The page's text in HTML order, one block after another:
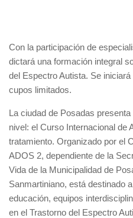
Con la participación de
dictará una formación integral
del Espectro Autista. Se
cupos limitados.
La ciudad de Posadas
nivel: el Curso Internacional de
tratamiento. Organizado por el
ADOS 2, dependiente de la
Vida de la Municipalidad de
Sanmartiniano, está destinado
educación, equipos
en el Trastorno del Espectro